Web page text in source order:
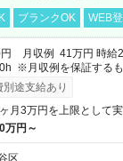
ブランクOK WEB
月収例 41万円 時給
※月収例を保証する
ビス利用可（利用条件有
別途支給あり
月3万円を上限として
万円～
区